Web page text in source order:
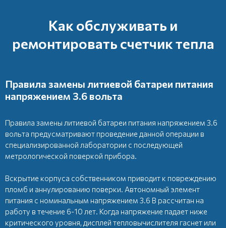
Как обслуживать и
ремонтировать счетчик тепла
Правила замены литиевой батареи питания
напряжением 3.6 вольта
Правила замены литиевой батареи питания напряжением 3.6
вольта предусматривают проведение данной операции в
специализированной лаборатории с последующей
метрологической поверкой прибора.
Вскрытие корпуса собственником приводит к повреждению
пломб и аннулированию поверки. Автономный элемент
питания с номинальным напряжением 3.6 В рассчитан на
работу в течение 6-10 лет. Когда напряжение падает ниже
критического уровня, дисплей тепловычислителя гаснет или